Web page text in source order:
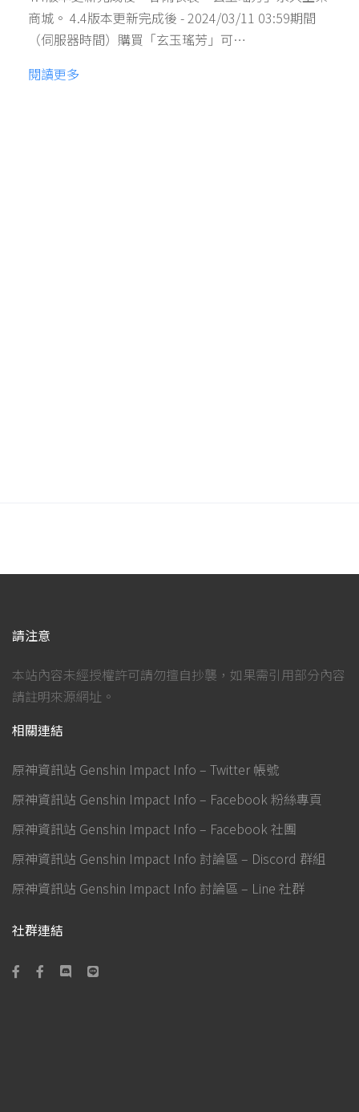
商城。 4.4版本更新完成後 - 2024/03/11 03:59期間
（伺服器時間）購買「玄玉瑤芳」可…
閱讀更多
請注意
本站內容未經授權許可請勿擅自抄襲，如果需引用部分內容
請註明來源網址。
相關連結
原神資訊站 Genshin Impact Info – Twitter 帳號
原神資訊站 Genshin Impact Info – Facebook 粉絲專頁
原神資訊站 Genshin Impact Info – Facebook 社團
原神資訊站 Genshin Impact Info 討論區 – Discord 群組
原神資訊站 Genshin Impact Info 討論區 – Line 社群
社群連結